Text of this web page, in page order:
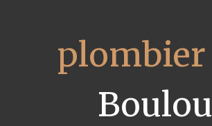
plombier
Boulou